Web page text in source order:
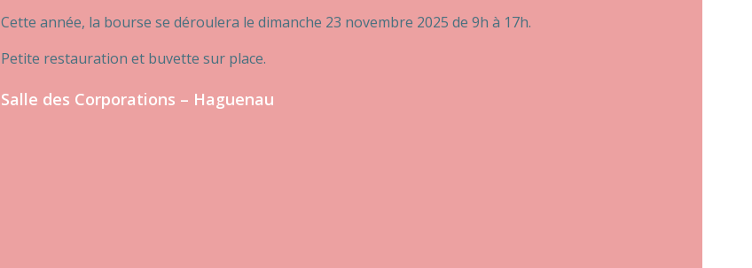
Cette année, la bourse se déroulera le dimanche 23 novembre 2025 de 9h à 17h.
Petite restauration et buvette sur place.
Salle des Corporations – Haguenau